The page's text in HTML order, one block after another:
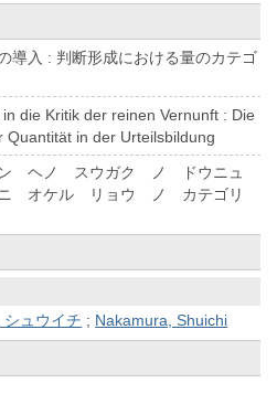
導入 : 判断形成における量のカテゴ
die Kritik der reinen Vernunft : Die
Quantität in der Urteilsbildung
ヘノ スウガク ノ ドウニュ
オケル リョウ ノ カテゴリ
ュウイチ ; Nakamura, Shuichi